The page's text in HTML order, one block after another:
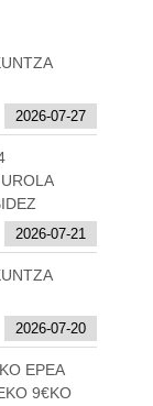
2026-07-27
2026-07-21
2026-07-20
EPEA
9€KO